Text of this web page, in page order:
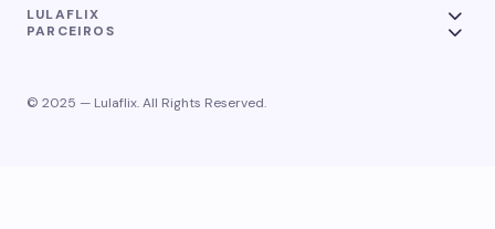
LULAFLIX
PARCEIROS
© 2025 — Lulaflix. All Rights Reserved.